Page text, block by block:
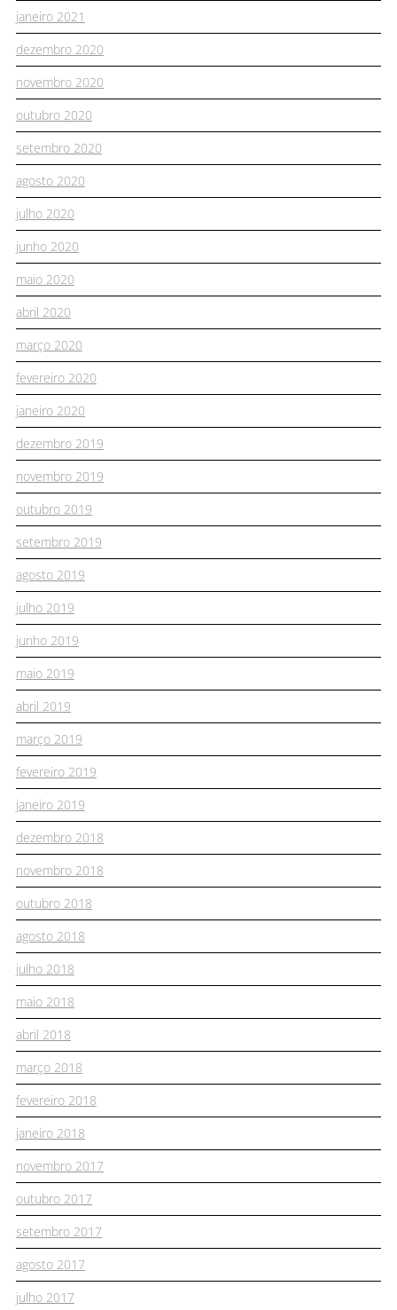
janeiro 2021
dezembro 2020
novembro 2020
outubro 2020
setembro 2020
agosto 2020
julho 2020
junho 2020
maio 2020
abril 2020
março 2020
fevereiro 2020
janeiro 2020
dezembro 2019
novembro 2019
outubro 2019
setembro 2019
agosto 2019
julho 2019
junho 2019
maio 2019
abril 2019
março 2019
fevereiro 2019
janeiro 2019
dezembro 2018
novembro 2018
outubro 2018
agosto 2018
julho 2018
maio 2018
abril 2018
março 2018
fevereiro 2018
janeiro 2018
novembro 2017
outubro 2017
setembro 2017
agosto 2017
julho 2017